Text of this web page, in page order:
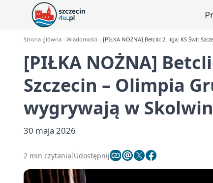
Strona główna Wiadomości [PIŁKA NOŻNA] Betclic 2. liga: KS Świt
[PIŁKA NOŻNA]
Szczecin – Olimpia
wygrywają w
30 maja 2026
2 min czytania Udostępnij